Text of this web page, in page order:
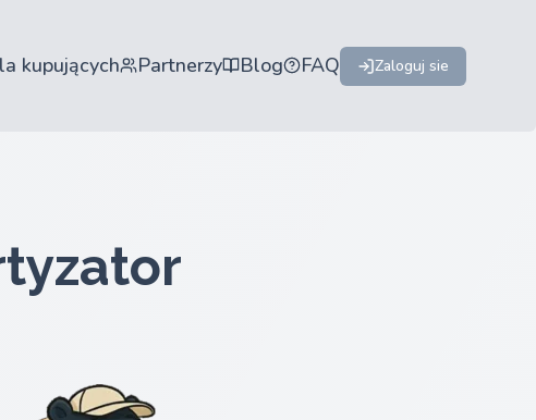
kupujących Partnerzy Blog FAQ Zaloguj sie